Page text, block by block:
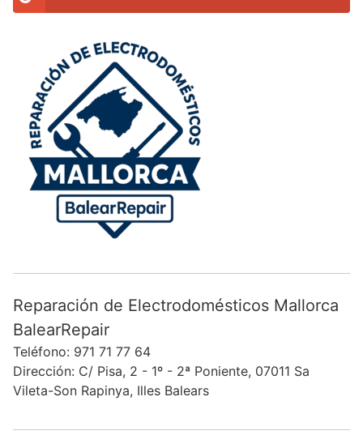
Reparación de Electrodomésticos Mallorca
BalearRepair
Teléfono: 971 71 77 64
Dirección: C/ Pisa, 2 - 1º - 2ª Poniente, 07011 Sa
Vileta-Son Rapinya, Illes Balears